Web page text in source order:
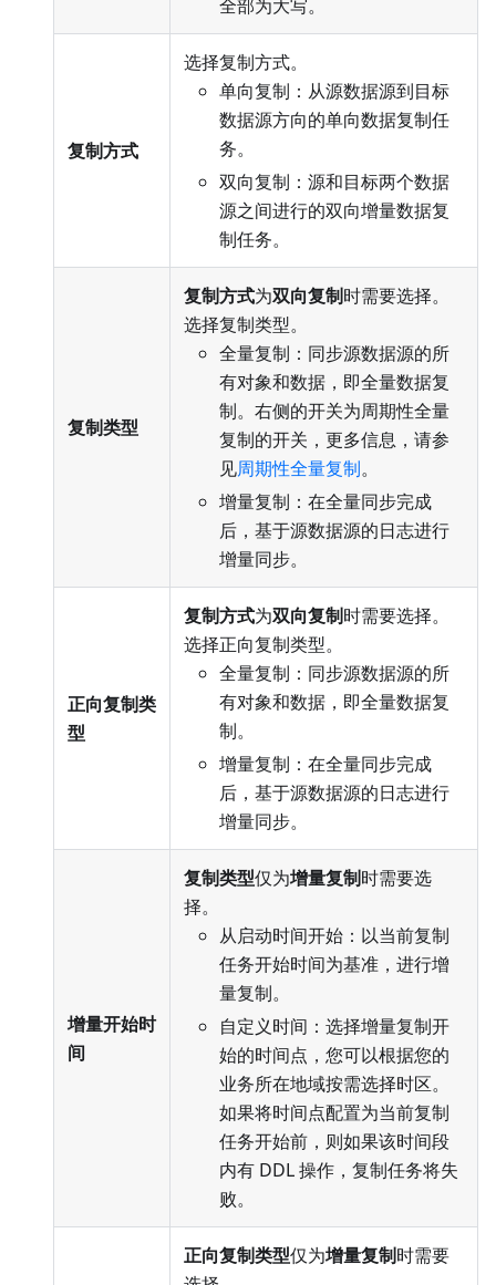
全部为大写。
复制方式
选择复制方式。
单向复制：从源数据源到目标
数据源方向的单向数据复制任
务。
双向复制：源和目标两个数据
源之间进行的双向增量数据复
制任务。
复制类型
复制方式为双向复制时需要选择。
选择复制类型。
全量复制：同步源数据源的所
有对象和数据，即全量数据复
制。右侧的开关为周期性全量
复制的开关，更多信息，请参
见周期性全量复制。
增量复制：在全量同步完成
后，基于源数据源的日志进行
增量同步。
正向复制类
型
复制方式为双向复制时需要选择。
选择正向复制类型。
全量复制：同步源数据源的所
有对象和数据，即全量数据复
制。
增量复制：在全量同步完成
后，基于源数据源的日志进行
增量同步。
增量开始时
间
复制类型仅为增量复制时需要选
择。
从启动时间开始：以当前复制
任务开始时间为基准，进行增
量复制。
自定义时间：选择增量复制开
始的时间点，您可以根据您的
业务所在地域按需选择时区。
如果将时间点配置为当前复制
任务开始前，则如果该时间段
内有 DDL 操作，复制任务将失
败。
正向复制类型仅为增量复制时需要